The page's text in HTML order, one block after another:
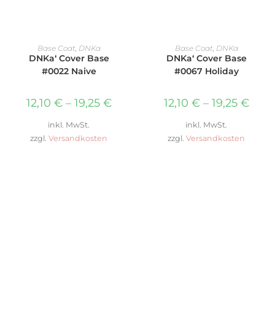
AUSFÜHRUNG WÄHLEN
Base Coat DNKa
DNKa‘ Cover Base
#0022 Naive
12,10 €– 19,25 €
inkl. MwSt.
zzgl. Versandkosten
AUSFÜHRUNG WÄHLEN
Base Coat DNKa
DNKa‘ Cover Base
#0067 Holiday
12,10 €– 19,25 €
inkl. MwSt.
zzgl. Versandkosten